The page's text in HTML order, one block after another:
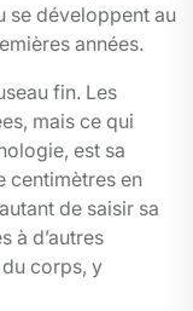
se développent au
années.
fin. Les
mais ce qui
est sa
centimètres en
de saisir sa
à d’autres
corps, y